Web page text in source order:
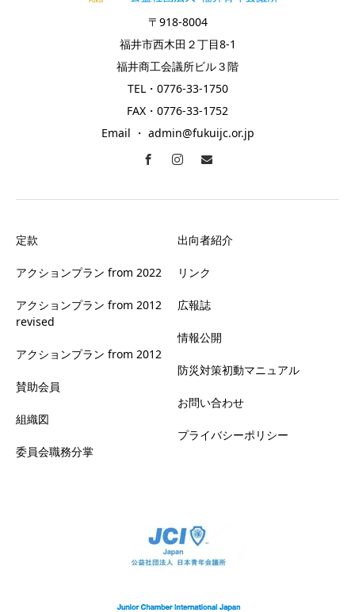
〒918-8004
福井市西木田２丁目8-1
福井商工会議所ビル３階
TEL・0776-33-1750
FAX・0776-33-1752
Email ・ admin@fukuijc.or.jp
定款
アクションプラン from 2022
アクションプラン from 2012
revised
アクションプラン from 2012
賛助会員
組織図
委員会職務分掌
出向者紹介
リンク
広報誌
情報公開
防災対策初動マニュアル
お問い合わせ
プライバシーポリシー